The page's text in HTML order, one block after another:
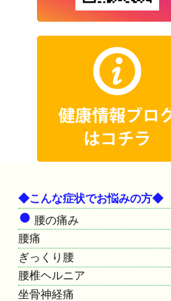
◆こんな症状でお悩みの方◆
● 腰の痛み
腰痛
ぎっくり腰
腰椎ヘルニア
坐骨神経痛